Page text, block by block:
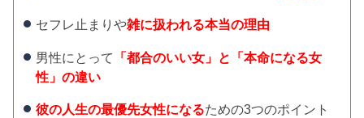
セフレ止まりや雑に扱われる本当の理由
男性にとって
「都合のいい女」と「本命になる女
性」の違い
彼の人生の最優先女性になるための3つのポイント